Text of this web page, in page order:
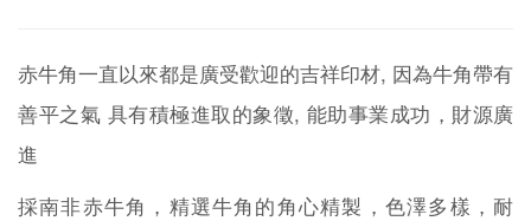
赤牛角一直以來都是廣受歡迎的吉祥印材, 因為牛角帶有
善平之氣 具有積極進取的象徵, 能助事業成功，財源廣
進
採南非赤牛角，精選牛角的角心精製，色澤多樣，耐